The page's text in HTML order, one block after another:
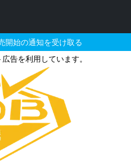
開始の通知を受け取る
告を利用しています。
売・再販・